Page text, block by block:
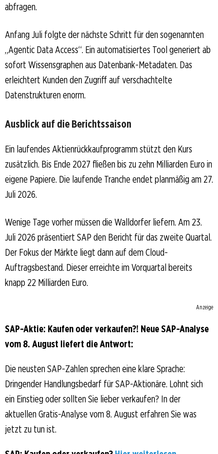
abfragen.
Anfang Juli folgte der nächste Schritt für den sogenannten
„Agentic Data Access“. Ein automatisiertes Tool generiert ab
sofort Wissensgraphen aus Datenbank-Metadaten. Das
erleichtert Kunden den Zugriff auf verschachtelte
Datenstrukturen enorm.
Ausblick auf die Berichtssaison
Ein laufendes Aktienrückkaufprogramm stützt den Kurs
zusätzlich. Bis Ende 2027 fließen bis zu zehn Milliarden Euro in
eigene Papiere. Die laufende Tranche endet planmäßig am 27.
Juli 2026.
Wenige Tage vorher müssen die Walldorfer liefern. Am 23.
Juli 2026 präsentiert SAP den Bericht für das zweite Quartal.
Der Fokus der Märkte liegt dann auf dem Cloud-
Auftragsbestand. Dieser erreichte im Vorquartal bereits
knapp 22 Milliarden Euro.
Anzeige
SAP-Aktie: Kaufen oder verkaufen?! Neue SAP-Analyse
vom 8. August liefert die Antwort:
Die neusten SAP-Zahlen sprechen eine klare Sprache:
Dringender Handlungsbedarf für SAP-Aktionäre. Lohnt sich
ein Einstieg oder sollten Sie lieber verkaufen? In der
aktuellen Gratis-Analyse vom 8. August erfahren Sie was
jetzt zu tun ist.